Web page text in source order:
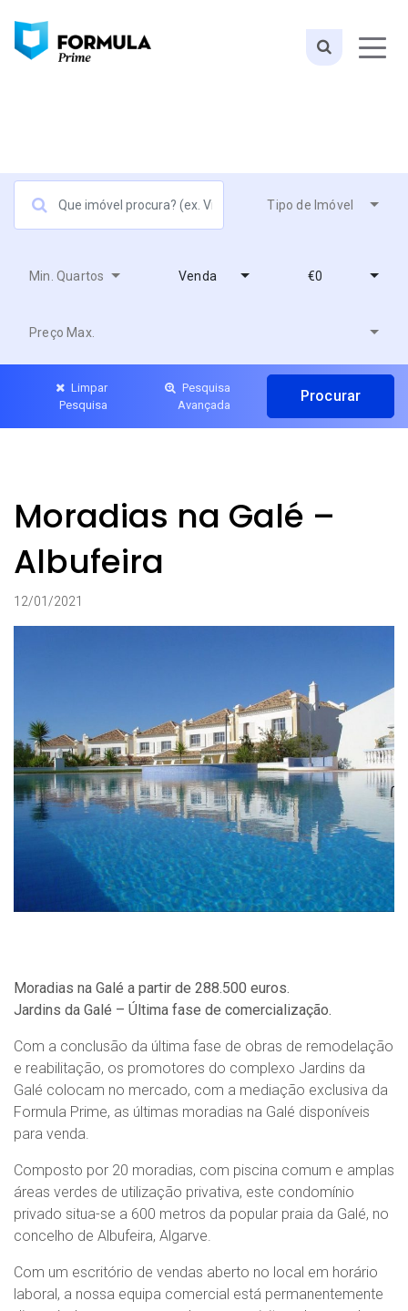
Tipo de Imóvel
Min. Quartos Venda €0
Preço Max.
Limpar
Pesquisa
Pesquisa
Avançada
Moradias na Galé –
Albufeira
12/01/2021
Moradias na Galé a partir de 288.500 euros.
Jardins da Galé – Última fase de comercialização.
Com a conclusão da última fase de obras de remodelação
e reabilitação, os promotores do complexo Jardins da
Galé colocam no mercado, com a mediação exclusiva da
Formula Prime, as últimas moradias na Galé disponíveis
para venda.
Composto por 20 moradias, com piscina comum e amplas
áreas verdes de utilização privativa, este condomínio
privado situa-se a 600 metros da popular praia da Galé, no
concelho de Albufeira, Algarve.
Com um escritório de vendas aberto no local em horário
laboral, a nossa equipa comercial está permanentemente